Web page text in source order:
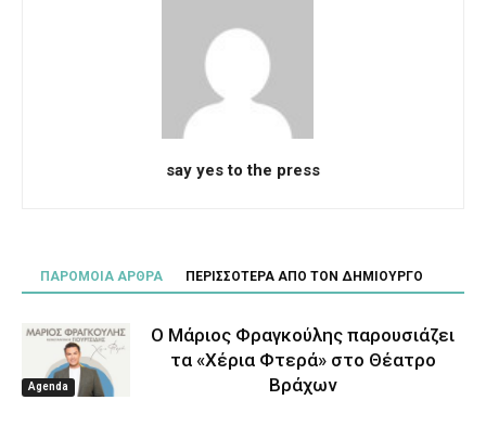
say yes to the press
ΠΑΡΟΜΟΙΑ ΑΡΘΡΑ ΠΕΡΙΣΣΟΤΕΡΑ ΑΠΟ ΤΟΝ ΔΗΜΙΟΥΡΓΟ
Agenda
Ο Μάριος Φραγκούλης παρουσιάζει
τα «Χέρια Φτερά» στο Θέατρο
Βράχων